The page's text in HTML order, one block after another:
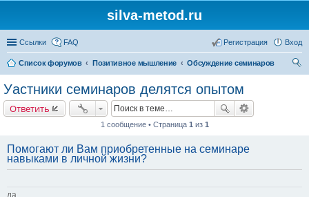
silva-metod.ru
Ссылки FAQ Вход
Регистрация
Список форумов Позитивное мышление
Обсуждение семинаров
Уастники семинаров делятся опытом
Ответить
1 сообщение • Страница 1 из 1
Помогают ли Вам приобретенные на семинаре
навыками в личной жизни?
да